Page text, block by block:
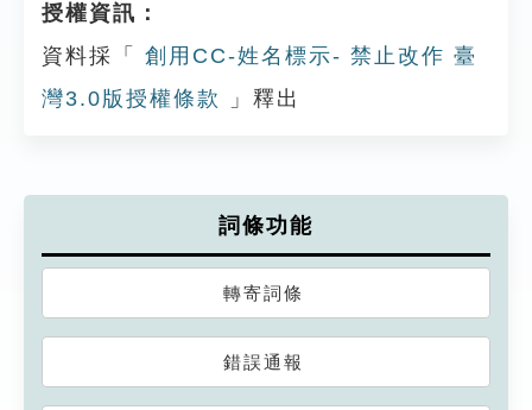
授權資訊：
資料採「
創用CC-姓名標示- 禁止改作 臺
灣3.0版授權條款
」釋出
詞條功能
轉寄詞條
錯誤通報